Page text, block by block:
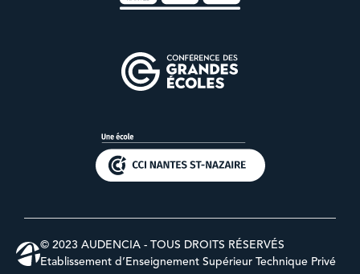
© 2023 AUDENCIA - TOUS DROITS RÉSERVÉS
Etablissement d’Enseignement Supérieur Technique Privé